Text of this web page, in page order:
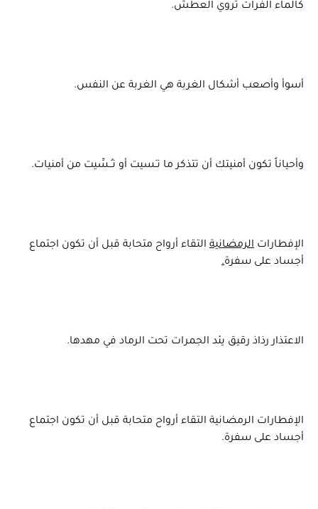
كالماء الفرات تروي العطش.
أسوأ وأصعب أشكال الغربة هي الغربة عن النفس.
وأحياناً تكون أمنيتك أن تتذكر ما نـَسيت أو نـُـسِّيت من أمنيات.
الإفطارات ‫‏الرمضانية التقاء أرواح متحابة قبل أن تكون اجتماع
أجساد على سفرة‫.
الاعتذار رذاذ رقيق يئد الجمرات تحت الرماد في مهدها.
الإفطارات الرمضانية التقاء أرواح متحابة قبل أن تكون اجتماع
أجساد على سفرة.